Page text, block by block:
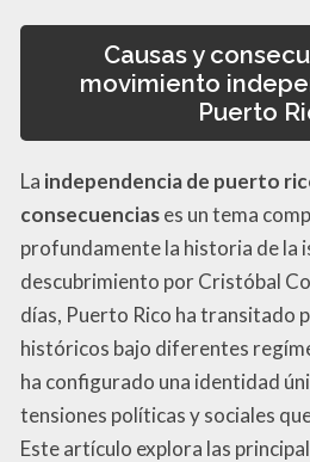
Causas y
movimiento
Puerto
La independencia de puerto
consecuenciases un tema
profundamente la historia de la
descubrimiento por Cristóbal
días, Puerto Rico ha transitado
históricos bajo diferentes
ha configurado una identidad
tensiones políticas y sociales
Este artículo explora las